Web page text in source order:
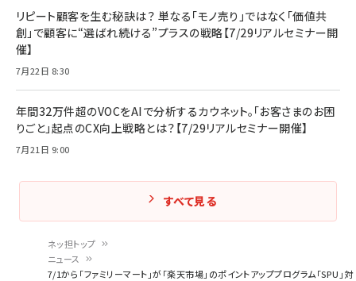
ネッ担トップ
ニュース
7/1から「ファミリーマート」が「楽天市場」のポイントアッププログラム「SPU」対
リピート顧客を生む秘訣は？ 単なる「モノ売り」ではなく「価値共
創」で顧客に“選ばれ続ける”プラスの戦略【7/29リアルセミナー開
催】
7月22日 8:30
年間32万件超のVOCをAIで分析するカウネット。「お客さまのお困
りごと」起点のCX向上戦略とは？【7/29リアルセミナー開催】
7月21日 9:00
すべて見る